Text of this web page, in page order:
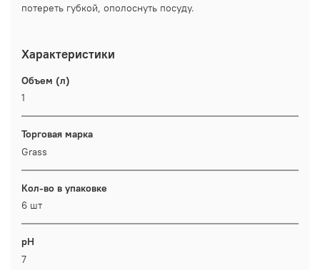
потереть губкой, ополоснуть посуду.
Характеристики
Объем (л)
1
Торговая марка
Grass
Кол-во в упаковке
6 шт
pH
7